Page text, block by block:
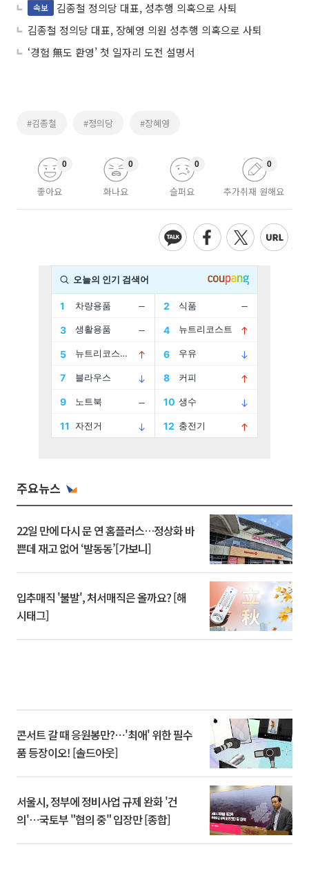
속보
김종철 정의당 대표, 성추행 의혹으로 사퇴
김종철 정의당 대표, 장혜영 의원 성추행 의혹으로 사퇴
‘경험 無도 환영’ 첫 일자리 도전 설명서
#김종철 #정의당 #장혜영
좋아요
0
화나요
0
슬퍼요
0
추가취재 원해요
0
주요뉴스
22일 만에 다시 문 연 홈플러스…정상화 바
쁜데 재고 없어 ‘발동동’[가보니]
입추매직 '불발', 처서매직은 올까요? [해
시태그]
콘서트 갈 때 응원봉만?⋯'최애' 위한 필수
품 등장이오! [솔드아웃]
서울시, 정부에 정비사업 규제 완화 '건
의'⋯국토부 "협의 중" 입장만 [종합]